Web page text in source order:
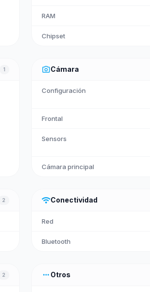
RAM
Chipset
1 photo_cameraCámara
Configuración
Frontal
Sensors
Cámara principal
2 wifiConectividad
Red
Bluetooth
2 more_horiz Otros